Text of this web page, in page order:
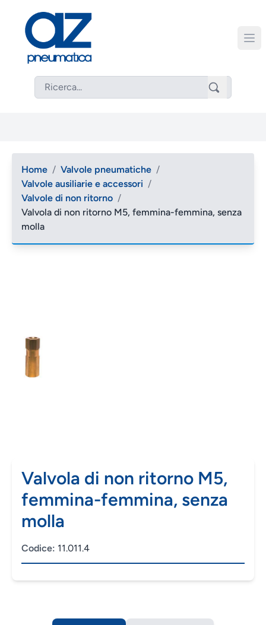
Home / Valvole pneumatiche /
Valvole ausiliarie e accessori /
Valvole di non ritorno /
Valvola di non ritorno M5, femmina-femmina, senza
molla
Valvola di non ritorno M5,
femmina-femmina, senza
molla
Codice: 11.011.4